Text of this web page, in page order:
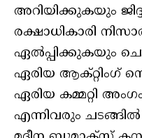
അറിയിക്കുകയും
രക്ഷാധികാരി
ഏൽപ്പിക്കുകയും
ഏരിയ ആക്റ്റിംഗ്
ഏരിയ കമ്മറ്റി
എന്നിവരും